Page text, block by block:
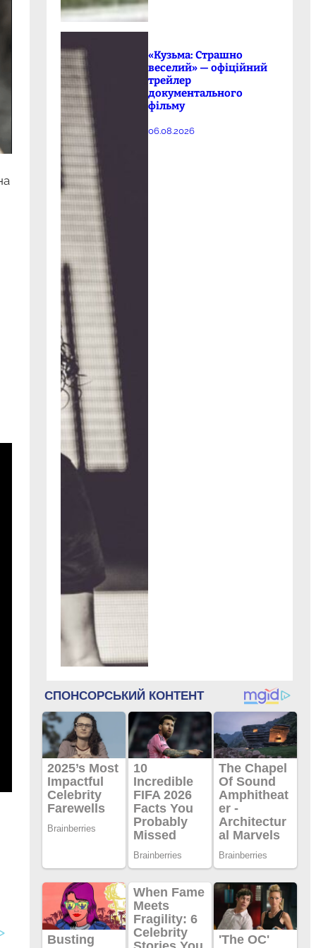
«Кузьма: Страшно
веселий» — офіційний
трейлер
документального
фільму
06.08.2026